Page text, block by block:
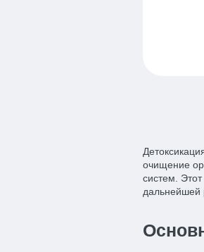
очищение
систем.
дальнейшей